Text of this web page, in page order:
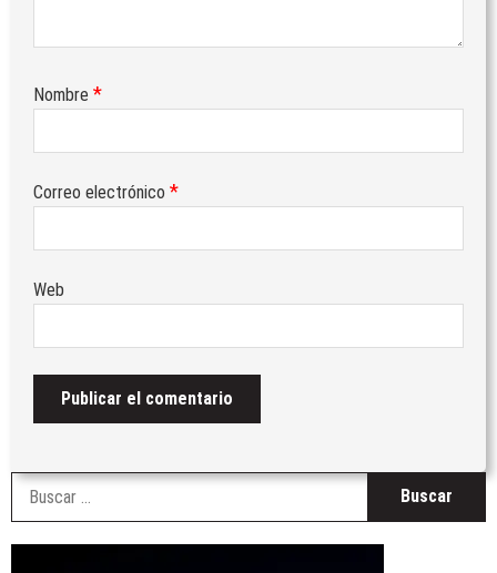
Nombre *
Correo electrónico *
Web